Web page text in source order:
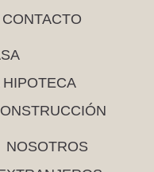
CONTACTO
NOSOTROS